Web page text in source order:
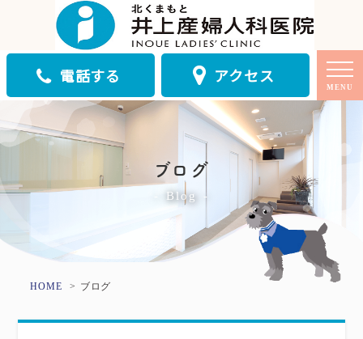
MENU
電話する アクセス
ブログ
Blog
HOME ブログ